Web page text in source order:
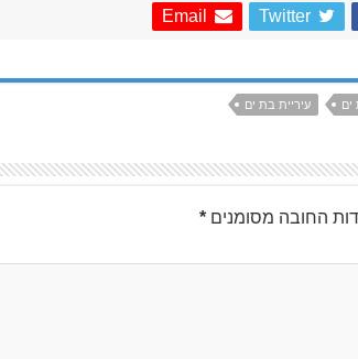
Twitter
Email
ים עיריית בת ים
החובה מסומנים *